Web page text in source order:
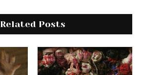
Related Posts